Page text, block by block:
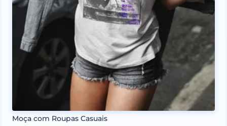
Moça com Roupas Casuais